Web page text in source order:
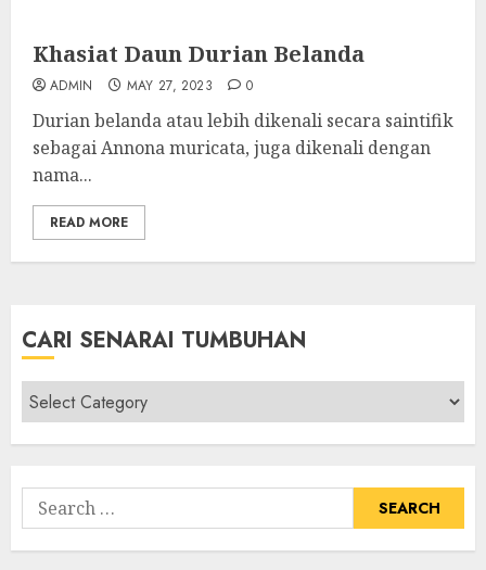
Khasiat Daun Durian Belanda
ADMIN MAY 27, 2023 0
Durian belanda atau lebih dikenali secara saintifik
sebagai Annona muricata, juga dikenali dengan
nama...
READ MORE
CARI SENARAI TUMBUHAN
Cari
Senarai
Tumbuhan
Search
for: